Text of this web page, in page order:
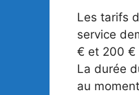
Les tarifs
service
€ et 200 €
La durée
au